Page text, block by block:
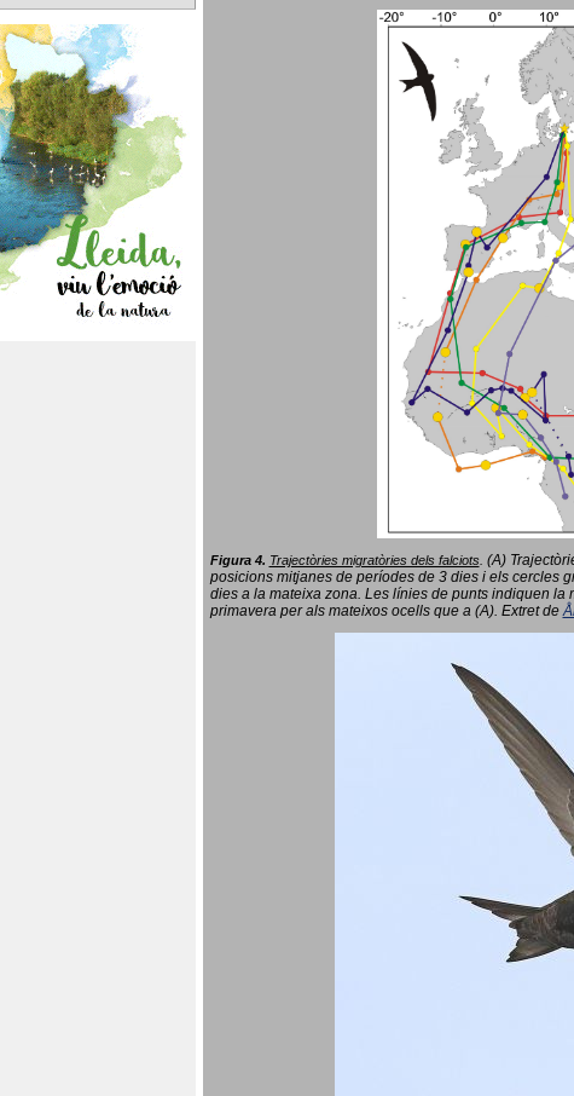
Figura 4. Trajectòries migratòries dels falciots. (A)
posicions mitjanes de períodes de 3 dies i els cercles
dies a la mateixa zona. Les línies de punts indiquen
primavera per als mateixos ocells que a (A). Extret de